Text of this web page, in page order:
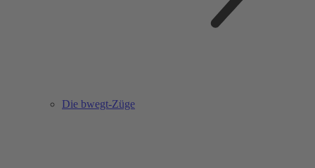
Die bwegt-Züge